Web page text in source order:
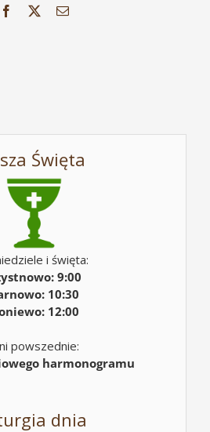
Facebook Email
Święta
i święta:
9:00
10:30
12:00
powszednie:
harmonogramu
dnia